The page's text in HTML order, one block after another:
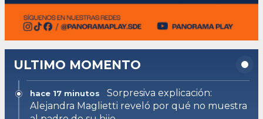
ULTIMO MOMENTO
hace 17 minutos
Sorpresiva explicación:
Alejandra Maglietti reveló por qué no muestra